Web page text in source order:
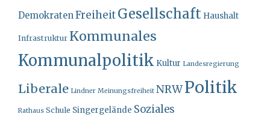
DemokratenFreiheitGesellschaft Haushalt
Infrastruktur Kommunales
Kommunalpolitik Kultur Landesregierung
Liberale Lindner Meinungsfreiheit NRWPolitik
Rathaus Schule Singergelände Soziales